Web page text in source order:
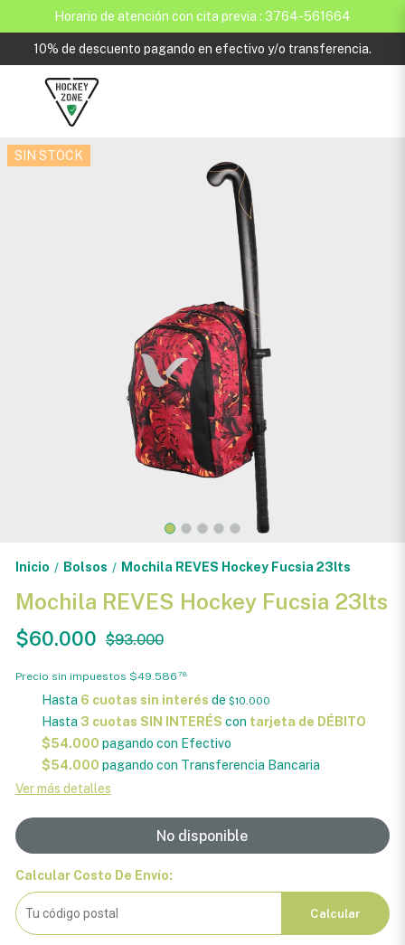
Horario de atención con cita previa : 3764-561664
10% de descuento pagando en efectivo y/o transferencia.
SIN STOCK
Inicio / Bolsos / Mochila REVES Hockey Fucsia 23lts
Mochila REVES Hockey Fucsia 23lts
$60.000 $93.000
Precio sin impuestos $49.586 78
Hasta 6 cuotas sin interés de $10.000
Hasta 3 cuotas SIN INTERÉS con tarjeta de DÉBITO
$54.000 pagando con Efectivo
$54.000 pagando con Transferencia Bancaria
Ver más detalles
No disponible
Calcular Costo De Envío:
Calcular